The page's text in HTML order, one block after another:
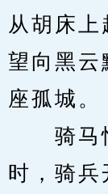
从胡床上
望向黑云
座孤城。
骑马悄
时，骑兵